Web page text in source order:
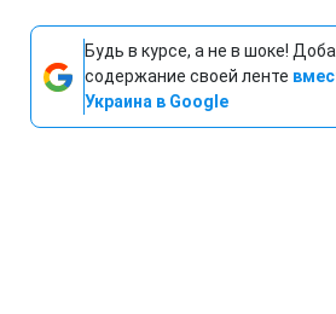
Будь в курсе, а не в шоке!
содержание своей ленте
Украина в Google